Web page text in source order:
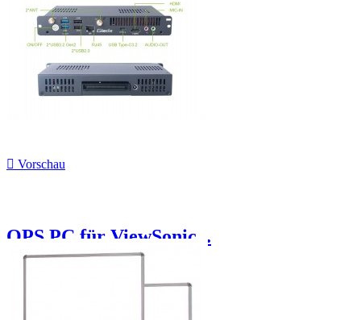
 Vorschau
OPS PC für ViewSonic...